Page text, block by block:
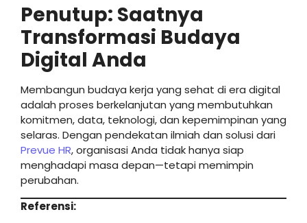
Penutup: Saatnya
Transformasi Budaya
Digital Anda
Membangun budaya kerja yang sehat di era digital
adalah proses berkelanjutan yang membutuhkan
komitmen, data, teknologi, dan kepemimpinan yang
selaras. Dengan pendekatan ilmiah dan solusi dari
Prevue HR, organisasi Anda tidak hanya siap
menghadapi masa depan—tetapi memimpin
perubahan.
Referensi: